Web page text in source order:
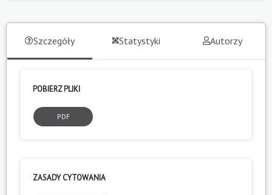
Szczegóły Statystyki Autorzy
POBIERZ PLIKI
PDF
ZASADY CYTOWANIA